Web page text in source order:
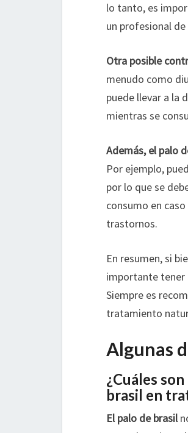
lo tanto, es
un profesional
Otra posible
menudo como
puede llevar a la
mientras se
Además, el palo
Por ejemplo,
por lo que se
consumo en
trastornos.
En resumen, si
importante tener
Siempre es
tratamiento
Algunas
¿Cuáles
brasil en
El palo de brasil